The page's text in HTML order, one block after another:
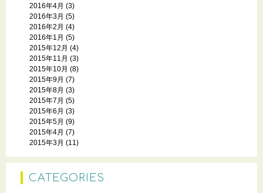
2016年4月 (3)
2016年3月 (5)
2016年2月 (4)
2016年1月 (5)
2015年12月 (4)
2015年11月 (3)
2015年10月 (8)
2015年9月 (7)
2015年8月 (3)
2015年7月 (5)
2015年6月 (3)
2015年5月 (9)
2015年4月 (7)
2015年3月 (11)
CATEGORIES